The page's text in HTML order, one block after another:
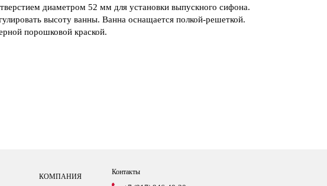
диаметром 52 мм для установки выпускного сифона.
высоту ванны. Ванна оснащается полкой-решеткой.
порошковой краской.
КОМПАНИЯ
Контакты